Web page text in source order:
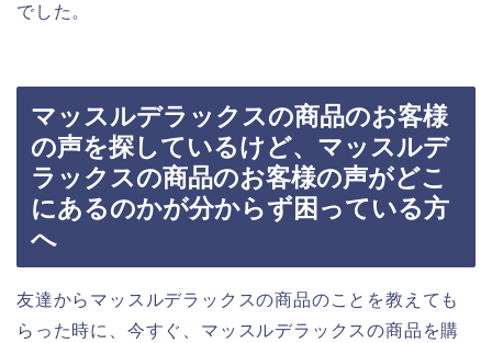
でした。
マッスルデラックスの商品のお客様
の声を探しているけど、マッスルデ
ラックスの商品のお客様の声がどこ
にあるのかが分からず困っている方
へ
友達からマッスルデラックスの商品のことを教えても
らった時に、今すぐ、マッスルデラックスの商品を購